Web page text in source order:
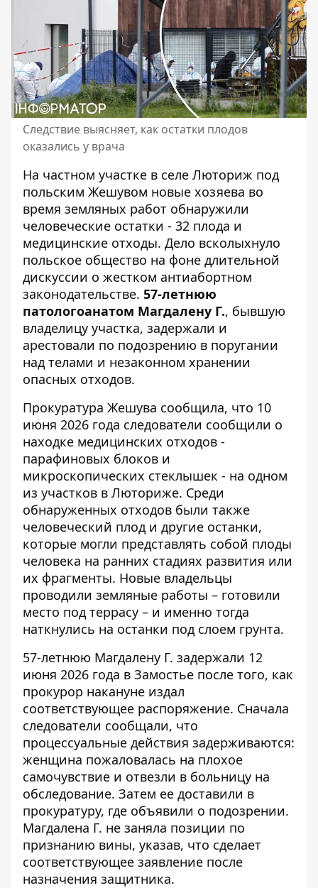
Следствие выясняет, как остатки плодов
оказались у врача
На частном участке в селе Люториж под
польским Жешувом новые хозяева во
время земляных работ обнаружили
человеческие остатки - 32 плода и
медицинские отходы. Дело всколыхнуло
польское общество на фоне длительной
дискуссии о жестком антиабортном
законодательстве. 57-летнюю
патологоанатом Магдалену Г., бывшую
владелицу участка, задержали и
арестовали по подозрению в поругании
над телами и незаконном хранении
опасных отходов.
Прокуратура Жешува сообщила, что 10
июня 2026 года следователи сообщили о
находке медицинских отходов -
парафиновых блоков и
микроскопических стеклышек - на одном
из участков в Люториже. Среди
обнаруженных отходов были также
человеческий плод и другие останки,
которые могли представлять собой плоды
человека на ранних стадиях развития или
их фрагменты. Новые владельцы
проводили земляные работы – готовили
место под террасу – и именно тогда
наткнулись на останки под слоем грунта.
57-летнюю Магдалену Г. задержали 12
июня 2026 года в Замостье после того, как
прокурор накануне издал
соответствующее распоряжение. Сначала
следователи сообщали, что
процессуальные действия задерживаются:
женщина пожаловалась на плохое
самочувствие и отвезли в больницу на
обследование. Затем ее доставили в
прокуратуру, где объявили о подозрении.
Магдалена Г. не заняла позиции по
признанию вины, указав, что сделает
соответствующее заявление после
назначения защитника.